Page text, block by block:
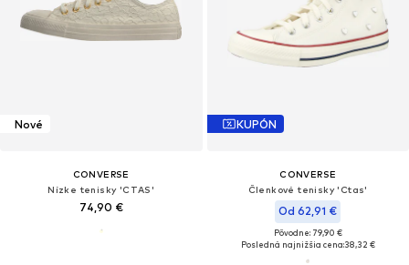
Nové
CONVERSE
Nízke tenisky 'CTAS'
74,90 €
KUPÓN
CONVERSE
Členkové tenisky 'Ctas'
Od 62,91 €
Pôvodne: 79,90 €
Posledná najnižšia cena:38,32 €